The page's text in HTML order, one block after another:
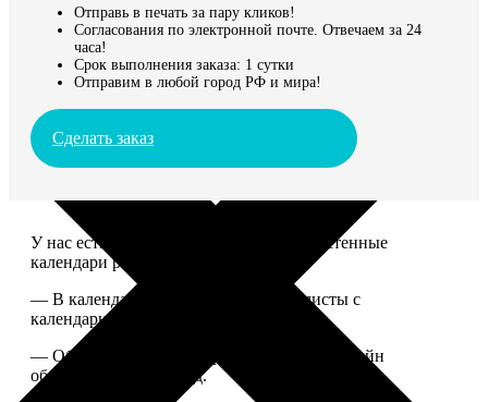
Отправь в печать за пару кликов!
Согласования по электронной почте. Отвечаем за 24
часа!
Срок выполнения заказа: 1 сутки
Отправим в любой город РФ и мира!
Сделать заказ
У нас есть настольные, магнитные и настенные
календари разных размеров.
— В календаре 13 листов: обложка+листы с
календарной сеткой.
— Обложка для календаря стандартная, дизайн
обновляем каждый год.